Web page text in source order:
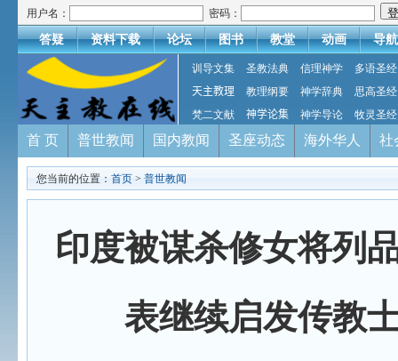
用户名： 密码：
答疑 资料下载 论坛 图书 教堂 动画 导航
训导文集 圣教法典 信理神学
多语圣经
天主教理
教理纲要 神学辞典
思高圣经
梵二文献
神学论集 神学导论 牧灵圣经
首 页 普世教闻 国内教闻 圣座动态 海外华人 社
您当前的位置： 首页 > 普世教闻
印度被谋杀修女将列
表继续启发传教